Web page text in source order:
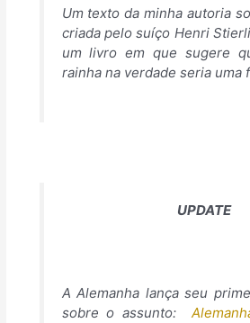
Um texto da minha autoria
criada pelo suíço Henri
um livro em que sugere
rainha na verdade seria uma
UPDATE
A Alemanha lança seu
sobre o assunto: